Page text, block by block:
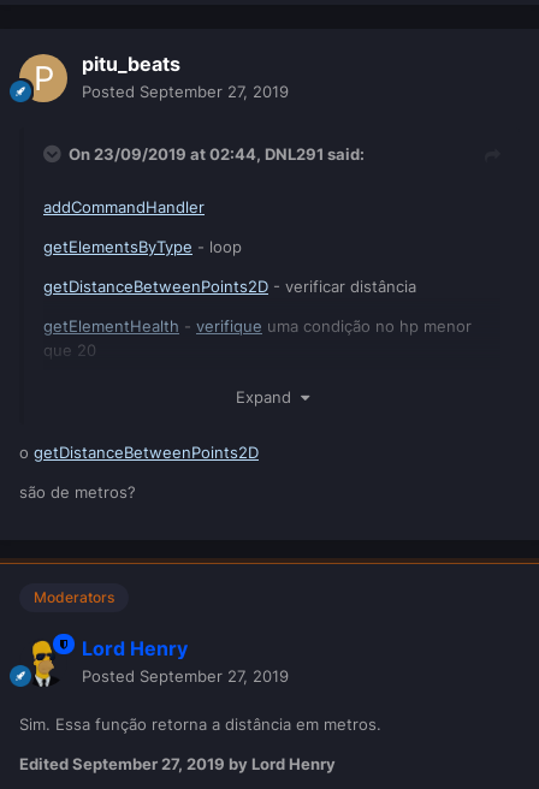
pitu_beats
Posted September 27, 2019
On 23/09/2019 at 02:44, DNL291 said:
addCommandHandler
getElementsByType - loop
getDistanceBetweenPoints2D - verificar distância
getElementHealth - verifique uma condição no hp menor
que 20
- faça um loop em todas as armas;
giveWeapon
Expand
o getDistanceBetweenPoints2D
são de metros?
Moderators
Lord Henry
Posted September 27, 2019
Sim. Essa função retorna a distância em metros.
EditedSeptember 27, 2019 by Lord Henry